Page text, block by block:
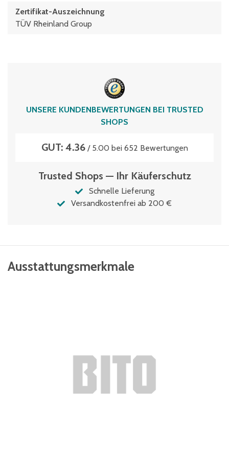
Zertifikat-Auszeichnung
TÜV Rheinland Group
UNSERE KUNDENBEWERTUNGEN BEI TRUSTED
SHOPS
GUT: 4.36/ 5.00 bei 652 Bewertungen
Trusted Shops — Ihr Käuferschutz
Schnelle Lieferung
Versandkostenfrei ab 200 €
Ausstattungsmerkmale